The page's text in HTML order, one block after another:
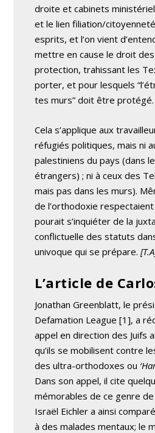
droite et cabinets
et le lien filiation/
esprits, et l’on vient
mettre en cause le droit des
protection, trahissant les
porter, et pour lesquels
tes murs” doit être protégé.
Cela s’applique aux
réfugiés politiques, mais ni
palestiniens du pays (dans
étrangers) ; ni à ceux des
mais pas dans les murs).
de l’orthodoxie
pourait s’inquiéter de la
conflictuelle des statuts
univoque qui se prépare.
L’article de
Jonathan Greenblatt, le
Defamation League [1], a
appel en direction des Juifs
qu’ils se mobilisent contre
des ultra-orthodoxes ou
Dans son appel, il cite
mémorables de ce genre
Israël Eichler a ainsi
à des malades mentaux; le